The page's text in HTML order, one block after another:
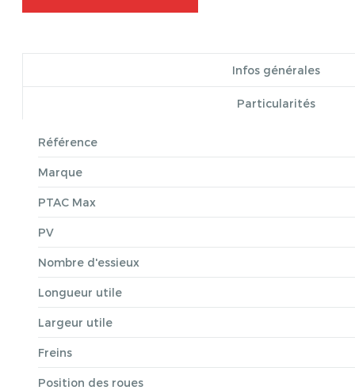
Infos générales
Particularités
Référence
Marque
PTAC Max
PV
Nombre d'essieux
Longueur utile
Largeur utile
Freins
Position des roues